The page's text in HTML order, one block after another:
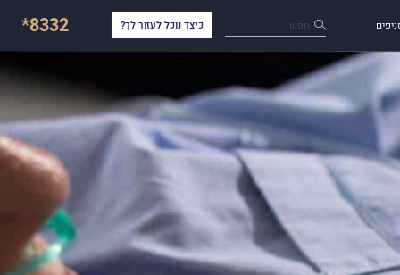
חפש כיצד נוכל לעזור לך? *8332